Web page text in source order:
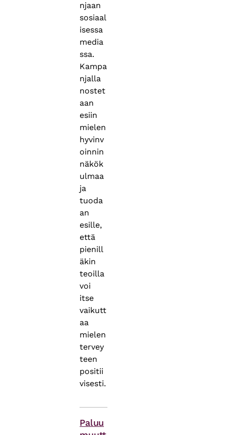
njaan
sosiaal
isessa
media
ssa.
Kampa
njalla
nostet
aan
esiin
mielen
hyvinv
oinnin
näkök
ulmaa
ja
tuoda
an
esille,
että
pienill
äkin
teoilla
voi
itse
vaikutt
aa
mielen
tervey
teen
positii
visesti.
Paluu